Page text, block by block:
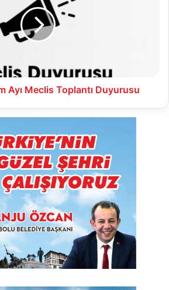
Ayı Meclis Toplantı Duyurusu